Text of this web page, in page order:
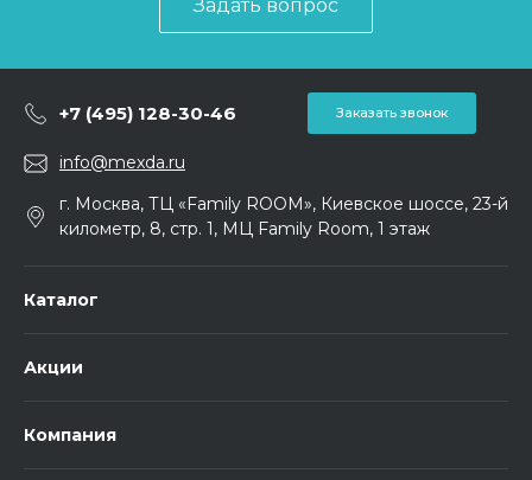
Задать вопрос
+7 (495) 128-30-46 Заказать звонок
info@mexda.ru
г. Москва, ТЦ «Family ROOM», Киевское шоссе, 23-й
километр, 8, стр. 1, МЦ Family Room, 1 этаж
Каталог
Акции
Компания